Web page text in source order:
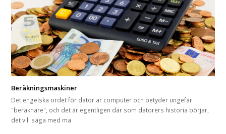
Beräkningsmaskiner
Det engelska ordet för dator är computer och betyder ungefär
"beräknare", och det är egentligen där som datorers historia börjar,
det vill säga med ma